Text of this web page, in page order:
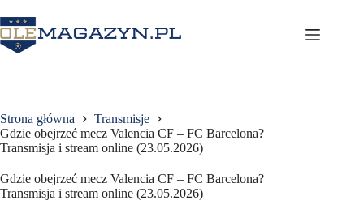
do
treści
Strona główna
Transmisje
Gdzie obejrzeć mecz Valencia CF – FC Barcelona?
Transmisja i stream online (23.05.2026)
Gdzie obejrzeć mecz Valencia CF – FC Barcelona?
Transmisja i stream online (23.05.2026)